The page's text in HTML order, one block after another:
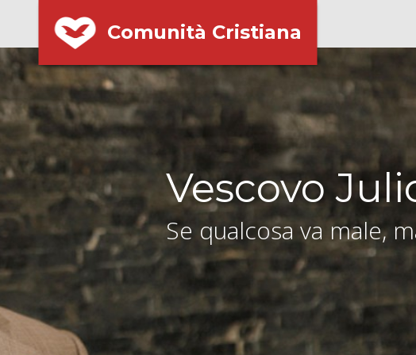
Comunità Cristiana
Vescovo
Se qualcosa va male,